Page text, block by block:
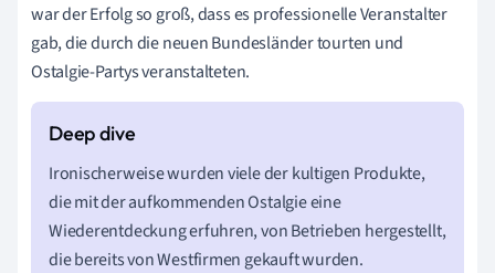
war der Erfolg so groß, dass es professionelle Veranstalter
gab, die durch die neuen Bundesländer tourten und
Ostalgie-Partys veranstalteten.
Ironischerweise wurden viele der kultigen Produkte,
die mit der aufkommenden Ostalgie eine
Wiederentdeckung erfuhren, von Betrieben hergestellt,
die bereits von Westfirmen gekauft wurden.